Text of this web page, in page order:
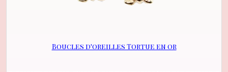
Boucles d'oreilles Tortue en or